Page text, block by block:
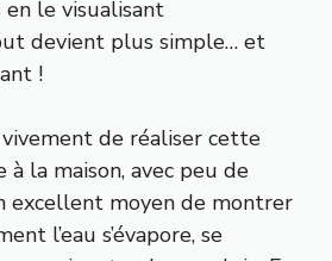
en le visualisant
devient plus simple… et
!
vivement de réaliser cette
la maison, avec peu de
excellent moyen de montrer
l’eau s’évapore, se